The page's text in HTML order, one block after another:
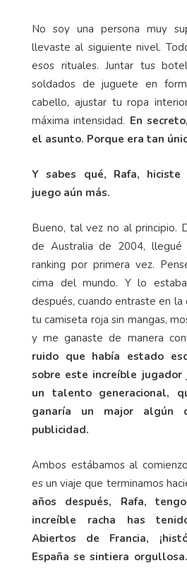
No soy una persona muy
llevaste al siguiente nivel.
esos rituales. Juntar tus
soldados de juguete en
cabello, ajustar tu ropa
máxima intensidad. En
el asunto. Porque era tan
Y sabes qué, Rafa,
juego aún más.
Bueno, tal vez no al principio.
de Australia de 2004,
ranking por primera vez.
cima del mundo. Y lo
después, cuando entraste en la
tu camiseta roja sin mangas,
y me ganaste de manera
ruido que había estado
sobre este increíble jugador
un talento generacional,
ganaría un major algún
publicidad.
Ambos estábamos al
es un viaje que terminamos
años después, Rafa,
increíble racha has
Abiertos de Francia,
España se sintiera